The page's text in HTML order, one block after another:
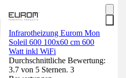
Infrarotheizung Eurom Mon
Soleil 600 100x60 cm 600
Watt inkl WiFi
Durchschnittliche Bewertung:
3.7 von 5 Sternen. 3